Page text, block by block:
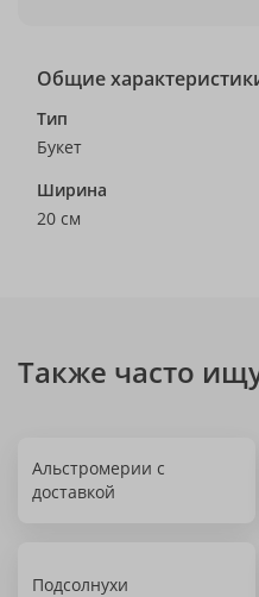
Общие
Тип
Букет
Ширина
20 см
Также часто
Альстромерии с
доставкой
Подсолнухи